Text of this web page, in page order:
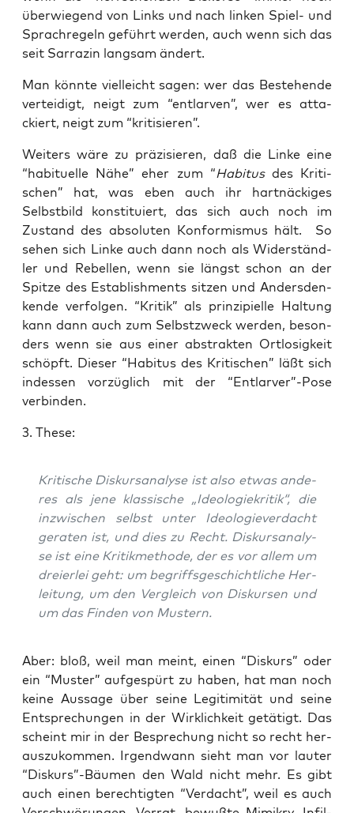
über­wie­gend von Links und nach lin­ken Spiel- und
Sprach­re­geln geführt wer­den, auch wenn sich das
seit Sar­ra­zin lang­sam ändert.
Man könn­te viel­leicht sagen: wer das Bestehen­de
ver­tei­digt, neigt zum “ent­lar­ven”, wer es atta­
ckiert, neigt zum “kri­ti­sie­ren”.
Wei­ters wäre zu prä­zi­sie­ren, daß die Lin­ke eine
“habi­tu­el­le Nähe” eher zum “Habi­tusdes Kri­ti­
schen” hat, was eben auch ihr hart­nä­cki­ges
Selbst­bild kon­sti­tu­iert, das sich auch noch im
Zustand des abso­lu­ten Kon­for­mis­mus hält. So
sehen sich Lin­ke auch dann noch als Wider­ständ­
ler und Rebel­len, wenn sie längst schon an der
Spit­ze des Estab­lish­ments sit­zen und Anders­den­
ken­de ver­fol­gen. “Kri­tik” als prin­zi­pi­el­le Hal­tung
kann dann auch zum Selbst­zweck wer­den, beson­
ders wenn sie aus einer abs­trak­ten Ort­lo­sig­keit
schöpft. Die­ser “Habi­tus des Kri­ti­schen” läßt sich
indes­sen vor­züg­lich mit der “Entlarver”-Pose
verbinden.
3. The­se:
Kri­ti­sche Dis­kurs­ana­ly­se ist also etwas ande­
res als jene klas­si­sche „Ideo­lo­gie­kri­tik“, die
inzwi­schen selbst unter Ideo­lo­gie­ver­dacht
gera­ten ist, und dies zu Recht. Dis­kurs­ana­ly­
se ist eine Kri­tik­me­tho­de, der es vor allem um
drei­er­lei geht: um begriffs­ge­schicht­li­che Her­
lei­tung, um den Ver­gleich von Dis­kur­sen und
um das Fin­den von Mustern.
Aber: bloß, weil man meint, einen “Dis­kurs” oder
ein “Mus­ter” auf­ge­spürt zu haben, hat man noch
kei­ne Aus­sa­ge über sei­ne Legi­ti­mi­tät und sei­ne
Ent­spre­chun­gen in der Wirk­lich­keit getä­tigt. Das
scheint mir in der Bespre­chung nicht so recht her­
aus­zu­kom­men. Irgend­wann sieht man vor lau­ter
“Diskurs”-Bäumen den Wald nicht mehr. Es gibt
auch einen berech­tig­ten “Ver­dacht”, weil es auch